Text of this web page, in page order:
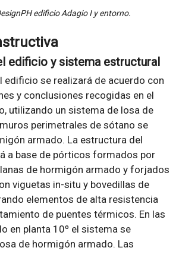
edificio Adagio I y entorno.
edificio y sistema estructural
edificio se realizará de acuerdo con
y conclusiones recogidas en el
utilizando un sistema de losa de
perimetrales de sótano se
armado. La estructura del
a base de pórticos formados por
de hormigón armado y forjados
viguetas in-situ y bovedillas de
elementos de alta resistencia
de puentes térmicos. En las
en planta 10º el sistema se
de hormigón armado. Las